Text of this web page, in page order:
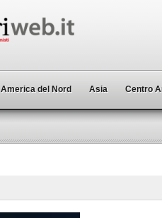
America del Nord Asia Centro